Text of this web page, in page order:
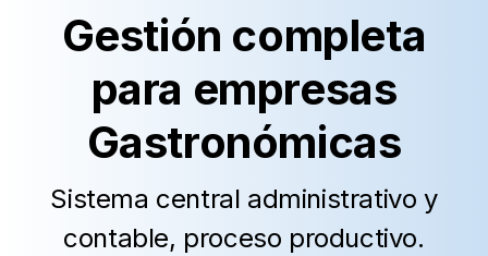
Gestión completa
para empresas
Gastronómicas
Sistema central administrativo y
contable, proceso productivo.